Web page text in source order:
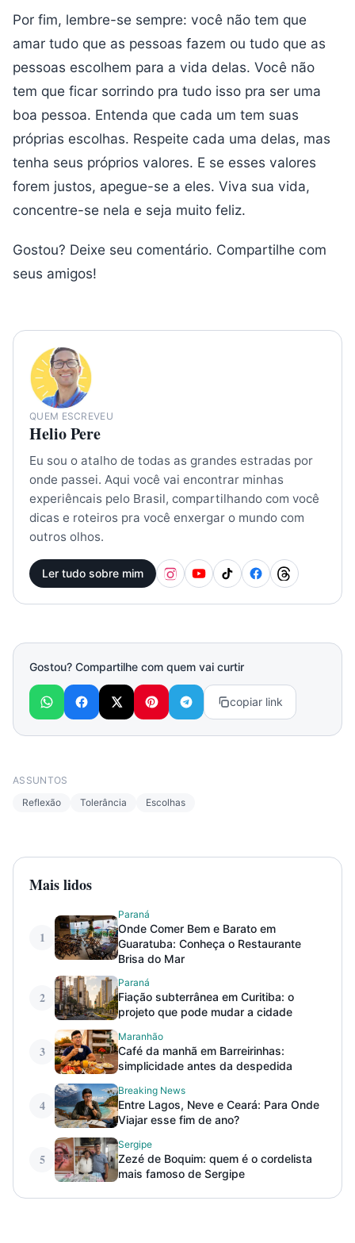
Por fim, lembre-se sempre: você não tem que
amar tudo que as pessoas fazem ou tudo que as
pessoas escolhem para a vida delas. Você não
tem que ficar sorrindo pra tudo isso pra ser uma
boa pessoa. Entenda que cada um tem suas
próprias escolhas. Respeite cada uma delas, mas
tenha seus próprios valores. E se esses valores
forem justos, apegue-se a eles. Viva sua vida,
concentre-se nela e seja muito feliz.
Gostou? Deixe seu comentário. Compartilhe com
seus amigos!
QUEM ESCREVEU
Helio Pere
Eu sou o atalho de todas as grandes estradas por
onde passei. Aqui você vai encontrar minhas
experiêncais pelo Brasil, compartilhando com você
dicas e roteiros pra você enxergar o mundo com
outros olhos.
Ler tudo sobre mim
Gostou? Compartilhe com quem vai curtir
copiar link
ASSUNTOS
Reflexão
Tolerância Escolhas
Mais lidos
1
Paraná
Onde Comer Bem e Barato em
Guaratuba: Conheça o Restaurante
Brisa do Mar
2
Paraná
Fiação subterrânea em Curitiba: o
projeto que pode mudar a cidade
3
Maranhão
Café da manhã em Barreirinhas:
simplicidade antes da despedida
4
Breaking News
Entre Lagos, Neve e Ceará: Para Onde
Viajar esse fim de ano?
5
Sergipe
Zezé de Boquim: quem é o cordelista
mais famoso de Sergipe